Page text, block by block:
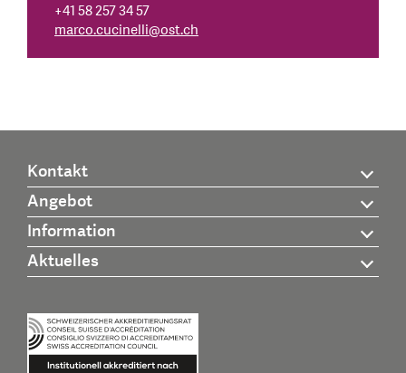
+41 58 257 34 57
marco.cucinelli@ost.ch
Kontakt
Angebot
Information
Aktuelles